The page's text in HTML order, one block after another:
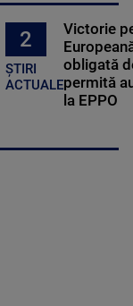
2
ȘTIRI
ACTUALE
Victorie
obligată
permită
la EPPO